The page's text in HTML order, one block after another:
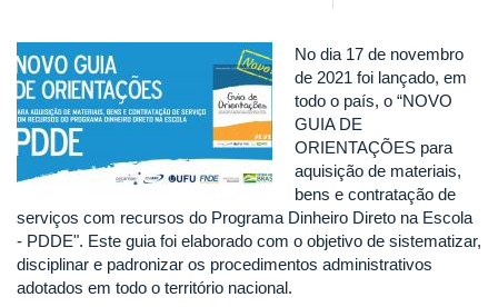
No dia 17 de novembro
de 2021 foi lançado, em
todo o país, o “NOVO
GUIA DE
ORIENTAÇÕES para
aquisição de materiais,
bens e contratação de
serviços com recursos do Programa Dinheiro Direto na Escola
- PDDE". Este guia foi elaborado com o objetivo de sistematizar,
disciplinar e padronizar os procedimentos administrativos
adotados em todo o território nacional.